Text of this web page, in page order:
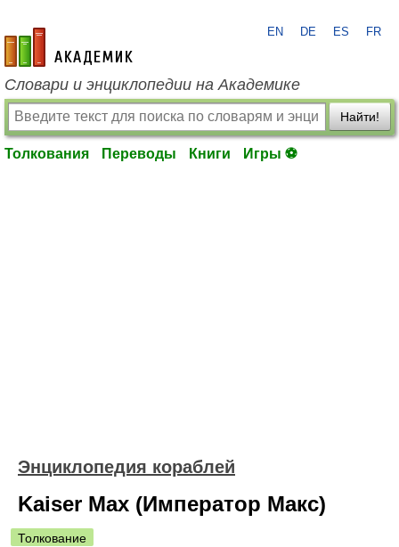
academic.ru
EN DE ES FR
Словари и энциклопедии на Академике
Найти!
Толкования Переводы Книги Игры ⚽
Энциклопедия кораблей
Kaiser Max (Император Макс)
Толкование